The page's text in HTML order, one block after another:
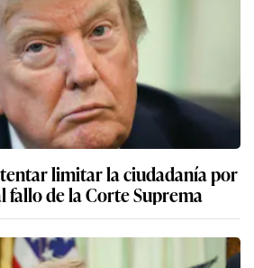
limitar la ciudadanía por
fallo de la Corte Suprema